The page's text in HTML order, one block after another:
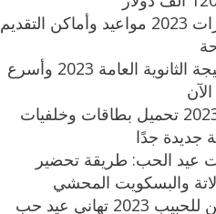
اختبارات القدرات 2023 مواعيد وأماكن التقديم
موعد ظهور نتيجة الثانوية العامة 2023 وأسرع
صور رمضان 2023 تحميل بطاقات وخلفيات
جديدة جدًا
عيد الحب: طريقة تحضير
والبسكويت المحشي
رسائل الفلانتين للحبيب 2023 تهاني عيد حب